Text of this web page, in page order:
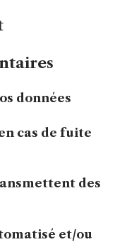
données
cas de fuite
des
et/ou